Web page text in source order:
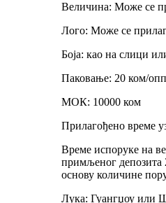
Величина: Може се
Лого: Може се
Боја: као на слици
Паковање: 20 ком/
МОК: 10000 ком
Прилагођено време
Време испоруке на
примљеног депозита
основу количине
Лука: Гуангџоу или